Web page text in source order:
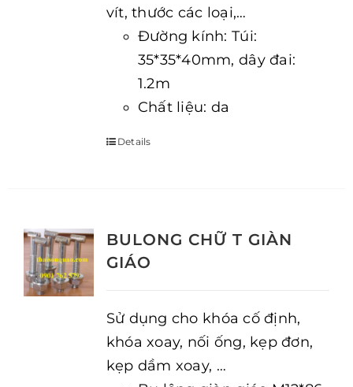
vít, thước các loại,…
Đường kính: Túi:
35*35*40mm, dây đai:
1.2m
Chất liệu: da
Details
BULONG CHỮ T GIÀN
GIÁO
Sử dụng cho khóa cố định,
khóa xoay, nối ống, kẹp đơn,
kẹp dầm xoay, …